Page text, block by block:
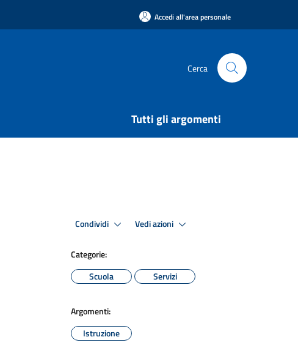
Accedi all'area personale
Cerca
Tutti gli argomenti
Condividi Vedi azioni
Categorie:
Scuola
Servizi
Argomenti:
Istruzione